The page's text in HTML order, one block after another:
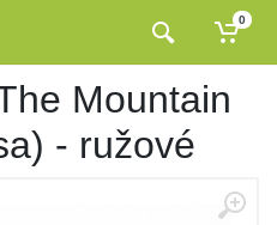
0
Mountain
- ružové